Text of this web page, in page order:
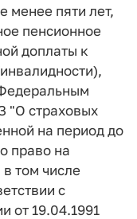
менее пяти лет,
пенсионное
доплаты к
"О страховых
на период до
право на
том числе
с
от 19.04.1991